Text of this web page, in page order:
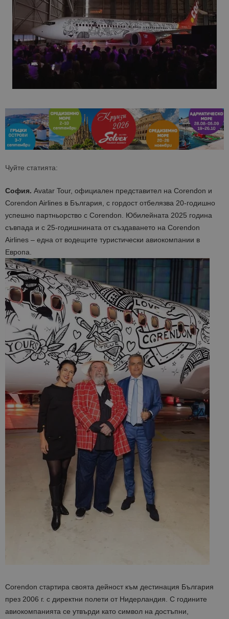
Чуйте статията:
София. Avatar Tour, официален представител на Corendon и
Corendon Airlines в България, с гордост отбелязва 20-годишно
успешно партньорство с Corendon. Юбилейната 2025 година
съвпада и с 25-годишнината от създаването на Corendon
Airlines – една от водещите туристически авиокомпании в
Европа.
Corendon стартира своята дейност към дестинация България
през 2006 г. с директни полети от Нидерландия. С годините
авиокомпанията се утвърди като символ на достъпни,